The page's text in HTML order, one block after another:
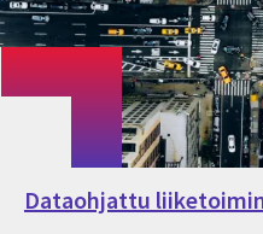
Dataohjattu